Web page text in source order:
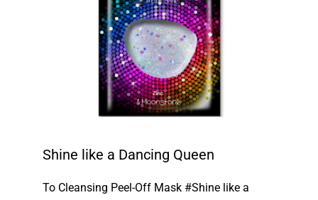
Shine like a Dancing Queen
Το Cleansing Peel-Off Mask #Shine like a